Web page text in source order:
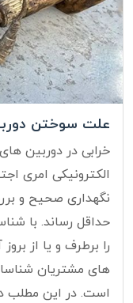
علت سوختن
خرابی در دوربین
الکترونیکی امری
نگهداری صحیح و
حداقل رساند. با
را برطرف و یا از
های مشتریان
است. در این مطلب